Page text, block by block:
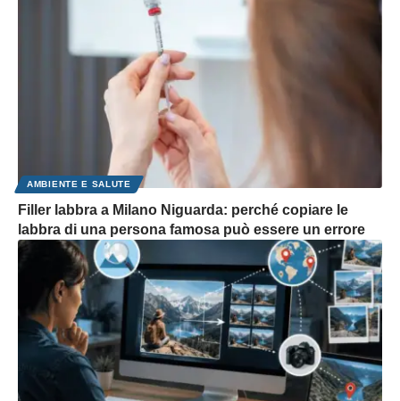
AMBIENTE E SALUTE
Filler labbra a Milano Niguarda: perché copiare le
labbra di una persona famosa può essere un errore